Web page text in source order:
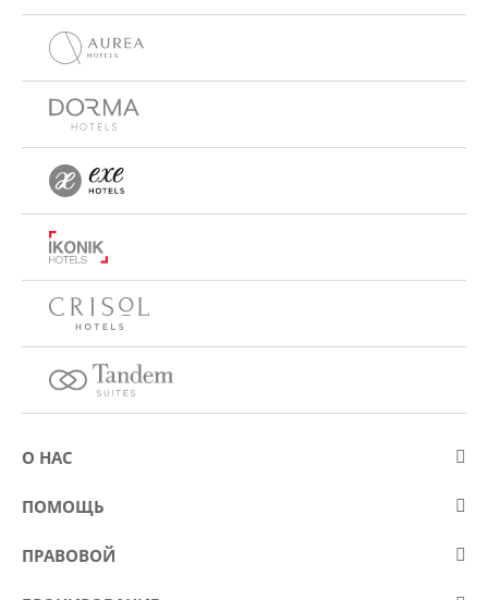
О НАС
О компании Eurostars Hotel Company
Kонкурсы
ПОМОЩЬ
Контакт
ПРАВОВОЙ
Положение